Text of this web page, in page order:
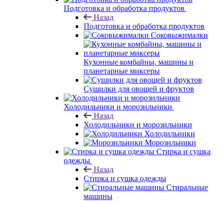
Подготовка и обработка продуктов
Назад
Подготовка и обработка продуктов
Соковыжималки
Кухонные комбайны, машины и
планетарные миксеры
Сушилки для овощей и фруктов
Холодильники и морозильники
Назад
Холодильники и морозильники
Холодильники
Морозильники
Стирка и сушка
одежды
Назад
Стирка и сушка одежды
Стиральные
машины